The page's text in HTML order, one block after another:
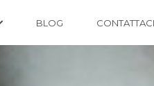
BLOG CONTATTACI